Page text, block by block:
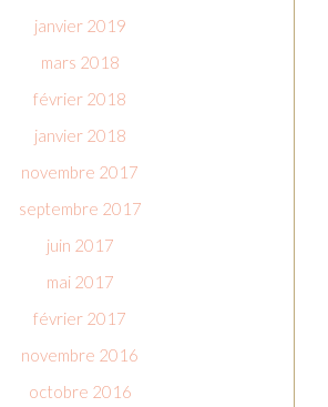
janvier 2019
mars 2018
février 2018
janvier 2018
novembre 2017
septembre 2017
juin 2017
mai 2017
février 2017
novembre 2016
octobre 2016